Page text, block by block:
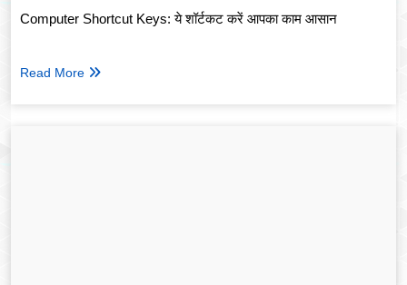
Computer Shortcut Keys: ये शॉर्टकट करें आपका काम आसान
Read More